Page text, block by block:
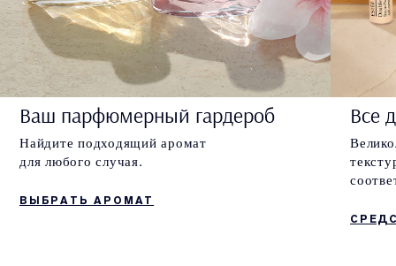
Ваш парфюмерный гардероб
Найдите подходящий аромат
для любого случая.
ВЫБРАТЬ АРОМАТ
Все